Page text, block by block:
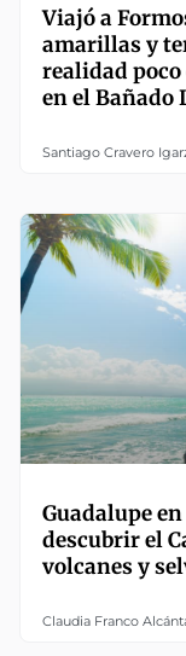
Viajó a
amarillas y
realidad poco
en el Bañado
Santiago Cravero
Guadalupe
descubrir el
volcanes y
Claudia Franco